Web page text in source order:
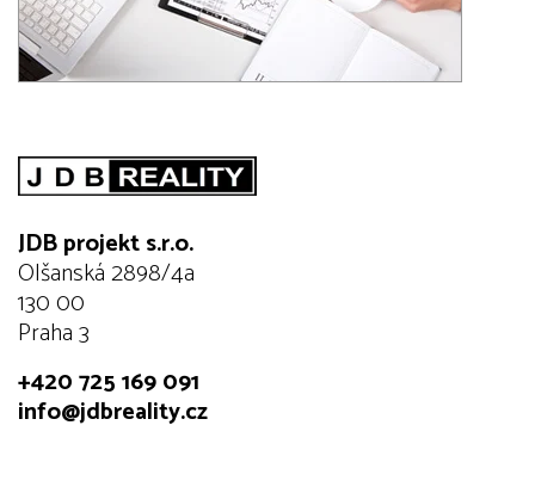
JDB projekt s.r.o.
Olšanská 2898/4a
130 00
Praha 3
+420 725 169 091
info@jdbreality.cz